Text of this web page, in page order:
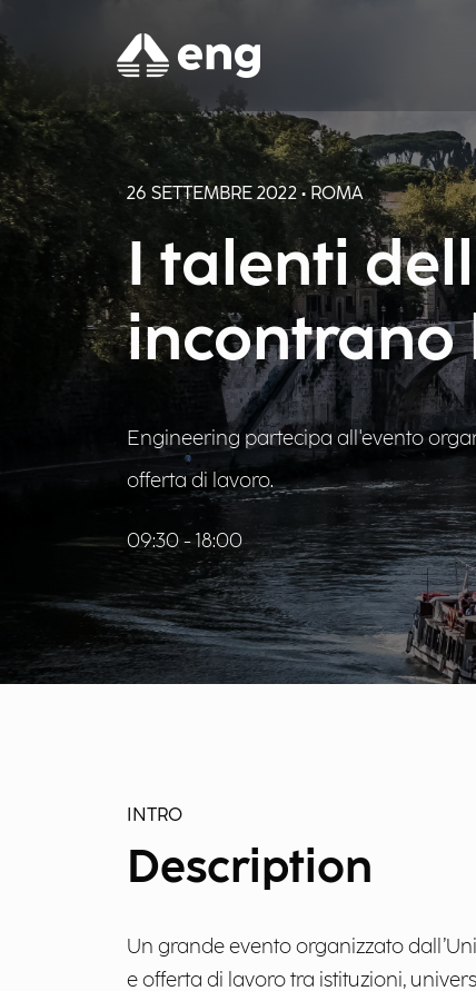
26 SETTEMBRE 2022 • ROMA
I talenti
incontrano
Engineering partecipa all'evento
offerta di lavoro.
09:30 - 18:00
INTRO
Description
Un grande evento organizzato
e offerta di lavoro tra istituzioni,